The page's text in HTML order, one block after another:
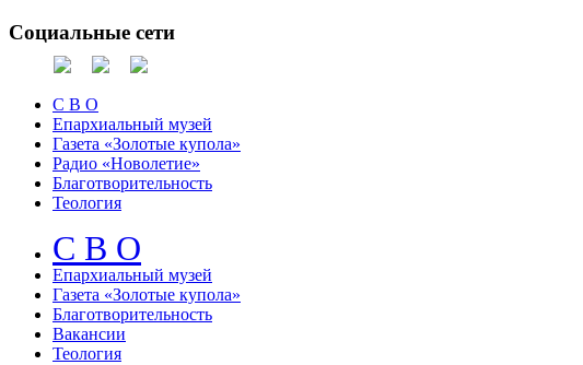
Социальные сети
С В О
Епархиальный музей
Газета «Золотые купола»
Радио «Новолетие»
Благотворительность
Теология
С В О
Епархиальный музeй
Газета «Золотые купола»
Благотворительность
Вакансии
Теология